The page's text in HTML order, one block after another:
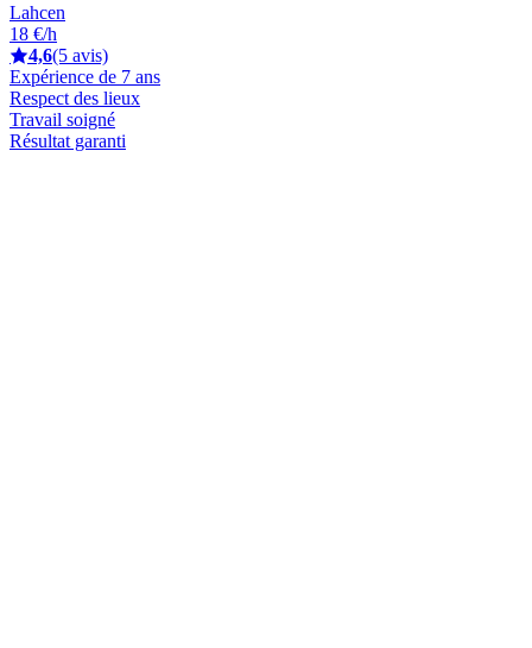
Lahcen
18 €/h
4,6(5 avis)
Expérience de 7 ans
Respect des lieux
Travail soigné
Résultat garanti